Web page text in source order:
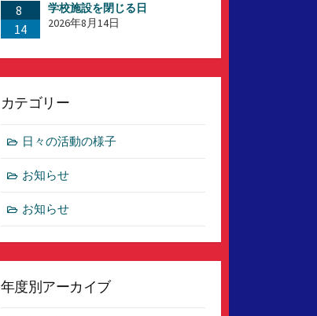
8
14
学校施設を閉じる日
2026年8月14日
カテゴリー
日々の活動の様子
お知らせ
お知らせ
年度別アーカイブ